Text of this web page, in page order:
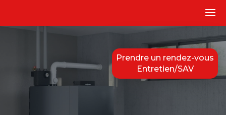
Prendre un rendez-vous
Entretien/SAV